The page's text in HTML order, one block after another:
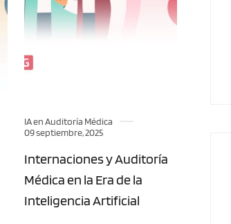
IA en Auditoría Médica
09 septiembre, 2025
Internaciones y Auditoría
Médica en la Era de la
Inteligencia Artificial